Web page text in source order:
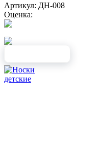
Артикул: ДН-008
Оценка: